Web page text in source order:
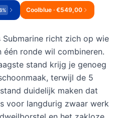
Coolblue · €549,00
Submarine richt zich op wie
ronde wil combineren.
stand krijg je genoeg
terwijl de 5
duidelijk maken dat
voor langdurig zwaar werk